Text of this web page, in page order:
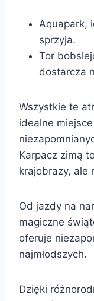
Aquapark,
sprzyja.
Tor
dostarcza
Wszystkie te
idealne
Karpacz zimą
krajobrazy, ale
Od jazdy na
magiczne
oferuje
najmłodszych.
Dzięki